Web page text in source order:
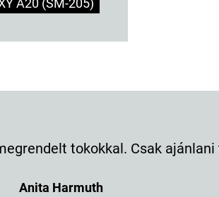
A20 (SM-205)
tokokkal. Csak
Anita Harmuth